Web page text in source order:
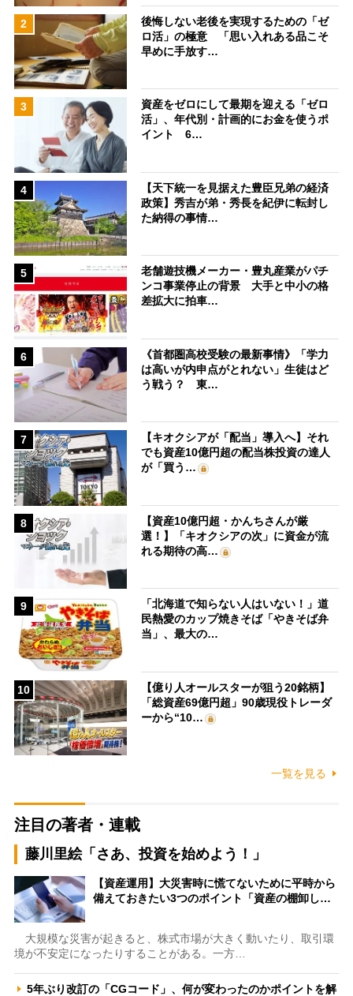
2
後悔しない老後を実現するための「ゼ
ロ活」の極意 「思い入れある品こそ
早めに手放す…
3
資産をゼロにして最期を迎える「ゼロ
活」、年代別・計画的にお金を使うポ
イント 6…
4
【天下統一を見据えた豊臣兄弟の経済
政策】秀吉が弟・秀長を紀伊に転封し
た納得の事情…
5
老舗遊技機メーカー・豊丸産業がパチ
ンコ事業停止の背景 大手と中小の格
差拡大に拍車…
6
《首都圏高校受験の最新事情》「学力
は高いが内申点がとれない」生徒はど
う戦う？ 東…
7
【キオクシアが「配当」導入へ】それ
でも資産10億円超の配当株投資の達人
が「買う…
8
【資産10億円超・かんちさんが厳
選！】「キオクシアの次」に資金が流
れる期待の高…
9
「北海道で知らない人はいない！」道
民熱愛のカップ焼きそば「やきそば弁
当」、最大の…
10
【億り人オールスターが狙う20銘柄】
「総資産69億円超」90歳現役トレーダ
ーから“10…
一覧を見る
注目の著者・連載
藤川里絵「さあ、投資を始めよう！」
【資産運用】大災害時に慌てないために平時から
備えておきたい3つのポイント「資産の棚卸し…
大規模な災害が起きると、株式市場が大きく動いたり、取引環
境が不安定になったりすることがある。一方…
5年ぶり改訂の「CGコード」、何が変わったのかポイントを解